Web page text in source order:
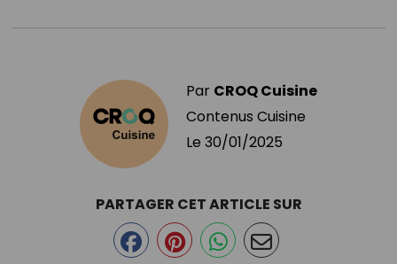
Par CROQ Cuisine
Contenus Cuisine
Le 30/01/2025
PARTAGER CET ARTICLE SUR